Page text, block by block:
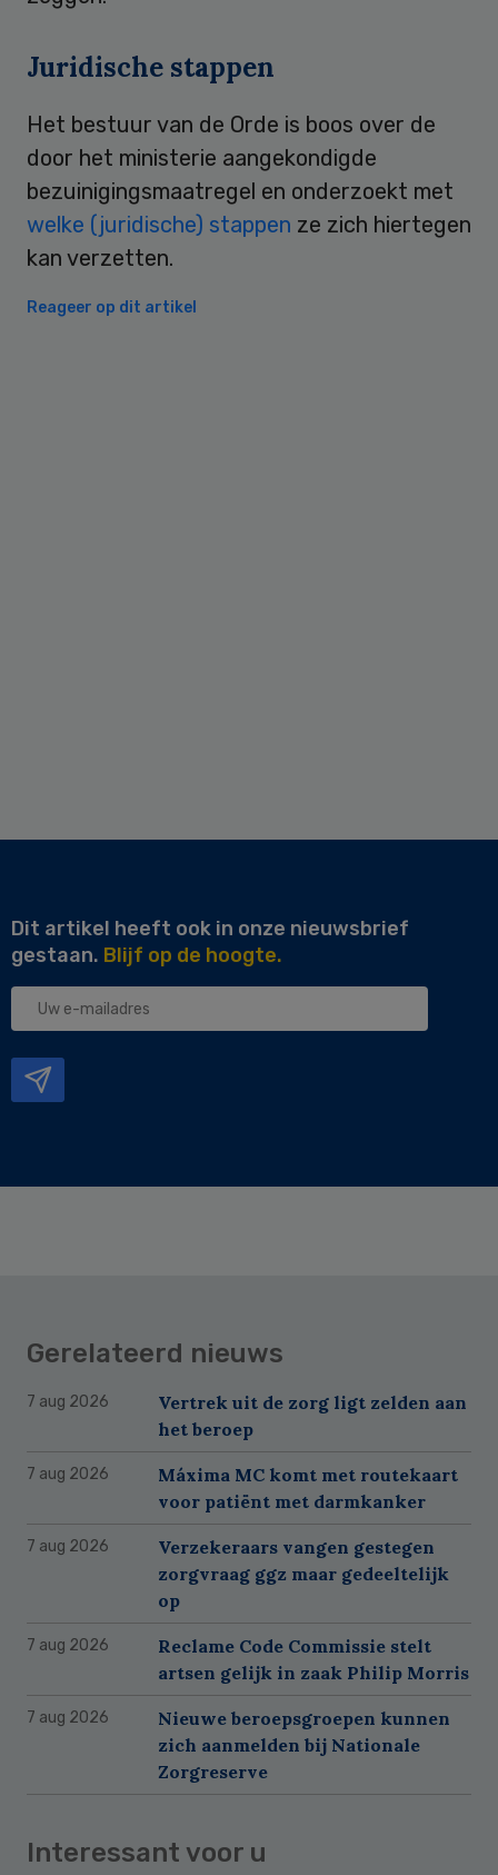
Juridische stappen
Het bestuur van de Orde is boos over de
door het ministerie aangekondigde
bezuinigingsmaatregel en onderzoekt met
welke (juridische) stappen ze zich hiertegen
kan verzetten.
Reageer op dit artikel
Dit artikel heeft ook in onze nieuwsbrief
gestaan. Blijf op de hoogte.
Uw
Gerelateerd nieuws
7 aug 2026
Vertrek uit de zorg ligt zelden aan
het beroep
7 aug 2026
Máxima MC komt met routekaart
voor patiënt met darmkanker
7 aug 2026
Verzekeraars vangen gestegen
zorgvraag ggz maar gedeeltelijk
op
7 aug 2026
Reclame Code Commissie stelt
artsen gelijk in zaak Philip Morris
7 aug 2026
Nieuwe beroepsgroepen kunnen
zich aanmelden bij Nationale
Zorgreserve
Interessant voor u